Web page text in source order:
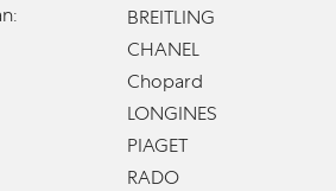
BREITLING
CHANEL
Chopard
LONGINES
PIAGET
RADO